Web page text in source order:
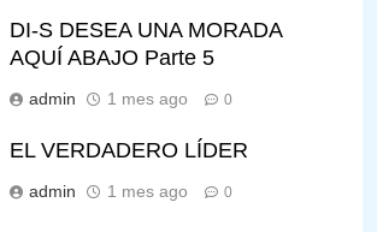
DI-S DESEA UNA MORADA
AQUÍ ABAJO Parte 5
admin 1 mes ago 0
EL VERDADERO LÍDER
admin 1 mes ago 0